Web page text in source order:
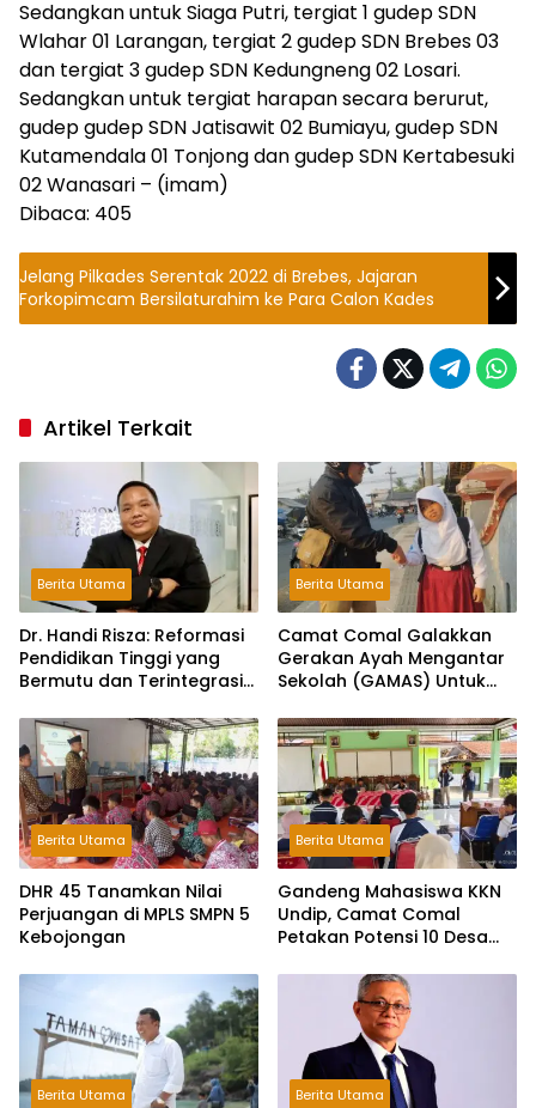
Sedangkan untuk Siaga Putri, tergiat 1 gudep SDN
Wlahar 01 Larangan, tergiat 2 gudep SDN Brebes 03
dan tergiat 3 gudep SDN Kedungneng 02 Losari.
Sedangkan untuk tergiat harapan secara berurut,
gudep gudep SDN Jatisawit 02 Bumiayu, gudep SDN
Kutamendala 01 Tonjong dan gudep SDN Kertabesuki
02 Wanasari – (imam)
Dibaca: 405
Jelang Pilkades Serentak 2022 di Brebes, Jajaran
Forkopimcam Bersilaturahim ke Para Calon Kades
Artikel Terkait
Berita Utama
Dr. Handi Risza: Reformasi
Pendidikan Tinggi yang
Bermutu dan Terintegrasi
2045
Berita Utama
Camat Comal Galakkan
Gerakan Ayah Mengantar
Sekolah (GAMAS) Untuk
Anak dan Ketahanan
Keluarga di Pemalang
Berita Utama
DHR 45 Tanamkan Nilai
Perjuangan di MPLS SMPN 5
Kebojongan
Berita Utama
Gandeng Mahasiswa KKN
Undip, Camat Comal
Petakan Potensi 10 Desa
Berita Utama Berita Utama